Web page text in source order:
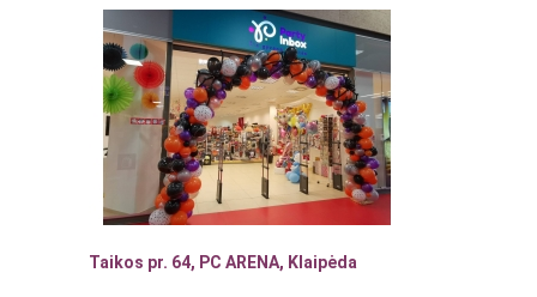
Taikos pr. 64, PC ARENA, Klaipėda